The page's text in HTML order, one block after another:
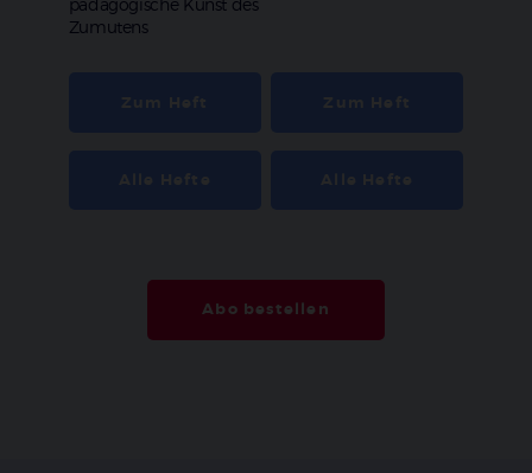
pädagogische Kunst des
Zumutens
Abo bestellen